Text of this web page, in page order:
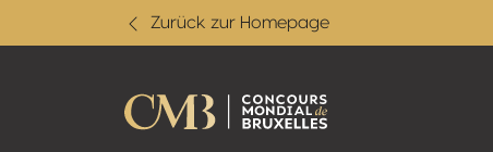
Zurück zur Homepage